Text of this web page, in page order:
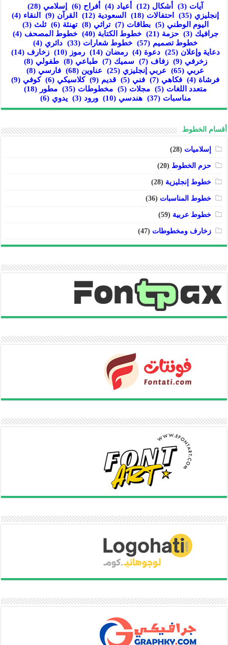
آيات (3) أشكال (12) أعياد (4) أفراح (6) إسلامي (28)
إنجليزي (35) احتفالات (18) السعودية (12) القرآن (9) النقاء (4)
اليوم الوطني (5) بطاقات (7) تراثي (8) تهنئة (6) ثلث (3)
جرافيك (3) حزمة (21) خطوط الكتابة (40) خطوط المصحف (4)
خطوط تصميم (57) خطوط شعارات (33) دائري (4)
دعاية وإعلان (25) دعوة (4) رمضان (14) رموز (10) زخارف (14)
زخرفي (9) زفاف (7) سميك (7) طباعي (8) طفولي (8)
عربي (65) عربي إنجليزي (25) عناوين (68) فارسي (8)
فرشاة (4) فكاهي (7) فني (5) قديم (9) كلاسيكي (6) كوفي (9)
متعدد اللغات (5) مجلات (5) مخطوطات (35) مطور (18)
مناسبات (37) هندسي (10) ورود (3) يدوي (6)
أقسام الخطوط
إسلاميات (28)
حزم الخطوط (20)
خطوط إنجليزية (28)
خطوط المناسبات (36)
خطوط عربية (59)
زخارف ومخطوطات (47)